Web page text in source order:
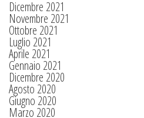
Dicembre 2021
Novembre 2021
Ottobre 2021
Luglio 2021
Aprile 2021
Gennaio 2021
Dicembre 2020
Agosto 2020
Giugno 2020
Marzo 2020